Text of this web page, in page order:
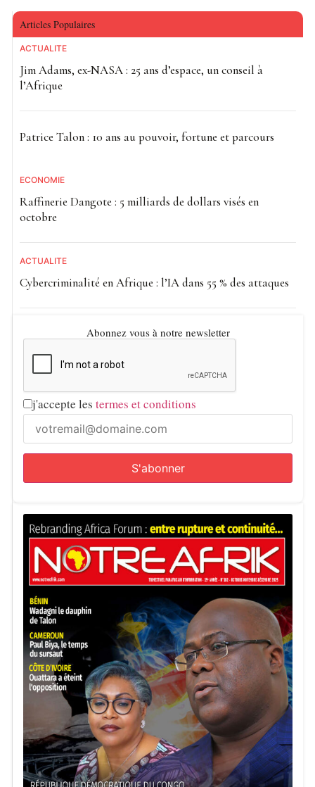
Articles Populaires
ACTUALITE
Jim Adams, ex-NASA : 25 ans d’espace, un conseil à
l’Afrique
Patrice Talon : 10 ans au pouvoir, fortune et parcours
ECONOMIE
Raffinerie Dangote : 5 milliards de dollars visés en
octobre
ACTUALITE
Cybercriminalité en Afrique : l’IA dans 55 % des attaques
Abonnez vous à notre newsletter
j'accepte les termes et conditions